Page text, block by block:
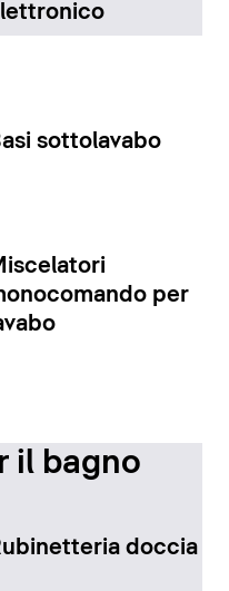
sottolavabo
per
il bagno
doccia